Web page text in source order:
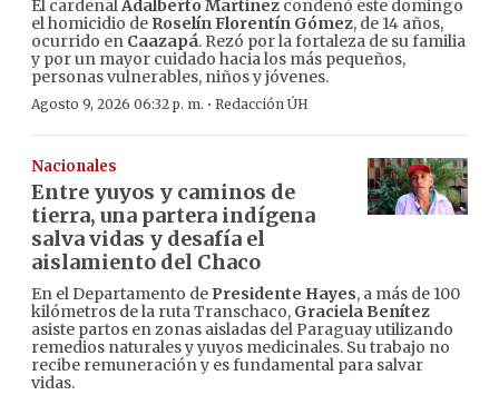
El cardenalAdalberto Martínez condenó este domingo
el homicidio de Roselín Florentín Gómez, de 14 años,
ocurrido en Caazapá. Rezó por la fortaleza de su familia
y por un mayor cuidado hacia los más pequeños,
personas vulnerables, niños y jóvenes.
Agosto 9, 2026 06:32 p. m. · Redacción ÚH
Nacionales
Entre yuyos y caminos de
tierra, una partera indígena
salva vidas y desafía el
aislamiento del Chaco
En el Departamento de Presidente Hayes, a más de 100
kilómetros de la ruta Transchaco, Graciela Benítez
asiste partos en zonas aisladas del Paraguay utilizando
remedios naturales y yuyos medicinales. Su trabajo no
recibe remuneración y es fundamental para salvar
vidas.